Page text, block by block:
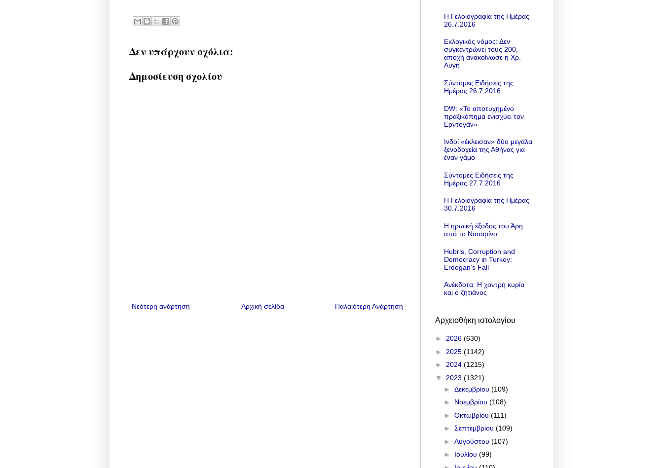
Δεν υπάρχουν σχόλια:
Δημοσίευση σχολίου
Νεότερη ανάρτηση Παλαιότερη Ανάρτηση
Αρχική σελίδα
Η Γελοιογραφία της Ημέρας
26.7.2016
Εκλογικός νόμος: Δεν
συγκεντρώνει τους 200,
αποχή ανακοίνωσε η Χρ.
Αυγή
Σύντομες Ειδήσεις της
Ημέρας 26.7.2016
DW: «To αποτυχημένο
πραξικόπημα ενισχύει τον
Ερντογάν»
Ινδοί «έκλεισαν» δύο μεγάλα
ξενοδοχεία της Αθήνας για
έναν γάμο
Σύντομες Ειδήσεις της
Ημέρας 27.7.2016
Η Γελοιογραφία της Ημέρας
30.7.2016
Η ηρωική έξοδος του Άρη
από το Ναυαρίνο
Hubris, Corruption and
Democracy in Turkey:
Erdogan’s Fall
Ανέκδοτα: Η χοντρή κυρία
και ο ζητιάνος
Αρχειοθήκη ιστολογίου
► 2026 (630)
► 2025 (1142)
► 2024 (1215)
▼ 2023 (1321)
► Δεκεμβρίου (109)
► Νοεμβρίου (108)
► Οκτωβρίου (111)
► Σεπτεμβρίου (109)
► Αυγούστου (107)
► Ιουλίου (99)